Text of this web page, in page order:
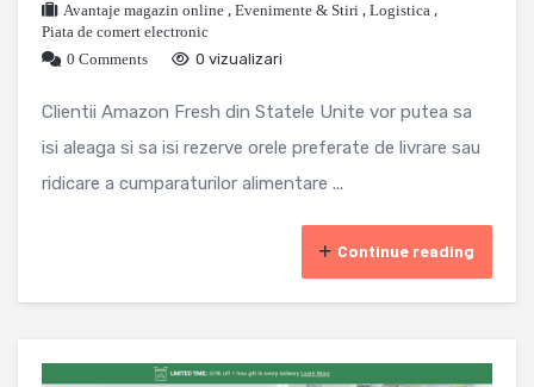
Avantaje magazin online , Evenimente & Stiri , Logistica ,
Piata de comert electronic
0 Comments
0 vizualizari
Clientii Amazon Fresh din Statele Unite vor putea sa
isi aleaga si sa isi rezerve orele preferate de livrare sau
ridicare a cumparaturilor alimentare ...
Continue reading